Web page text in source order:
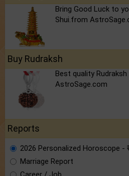
Bring Good Luck to
Shui.from
Buy Rudraksh
Best quality
AstroSage.com
Reports
2026 Personalized Horoscope -
Marriage Report